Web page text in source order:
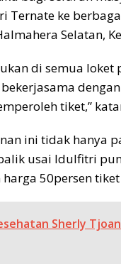
Ternate ke
Selatan,
di semua
tiket,”
ini tidak hanya
usai Idulfitri
50persen
Sherly